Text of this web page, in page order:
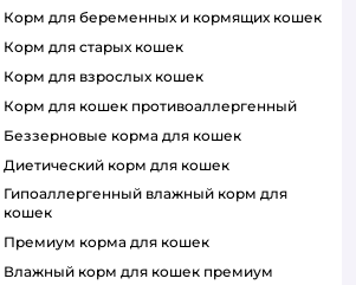
корм для беременных и кормящих кошек
корм для старых кошек
корм для взрослых кошек
корм для кошек противоаллергенный
беззерновые корма для кошек
диетический корм для кошек
гипоаллергенный влажный корм для
кошек
премиум корма для кошек
влажный корм для кошек премиум